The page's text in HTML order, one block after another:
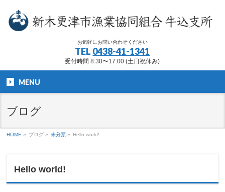
お気軽にお問い合わせください
TEL 0438-41-1341
受付時間 8:30〜17:00 (土日祝休み)
MENU
ブログ
HOME » ブログ » 未分類 » Hello world!
Hello world!